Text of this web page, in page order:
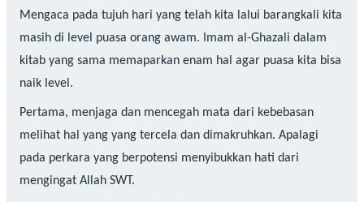
Mengaca pada tujuh hari yang telah kita lalui barangkali kita
masih di level puasa orang awam. Imam al-Ghazali dalam
kitab yang sama memaparkan enam hal agar puasa kita bisa
naik level.
Pertama, menjaga dan mencegah mata dari kebebasan
melihat hal yang yang tercela dan dimakruhkan. Apalagi
pada perkara yang berpotensi menyibukkan hati dari
mengingat Allah SWT.